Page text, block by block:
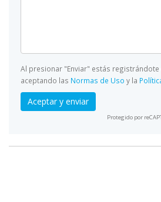
Al presionar "Enviar" estás registrándote
aceptando las Normas de Uso y la
Aceptar y enviar
Protegido por